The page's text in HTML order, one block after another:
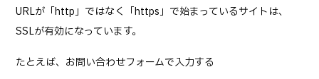
URLが「http」ではなく「https」で始まっているサイトは、
SSLが有効になっています。
たとえば、お問い合わせフォームで入力する